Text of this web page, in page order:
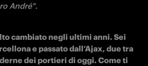
André".
cambiato negli ultimi anni. Sei
e passato dall’Ajax, due tra
dei portieri di oggi. Come ti